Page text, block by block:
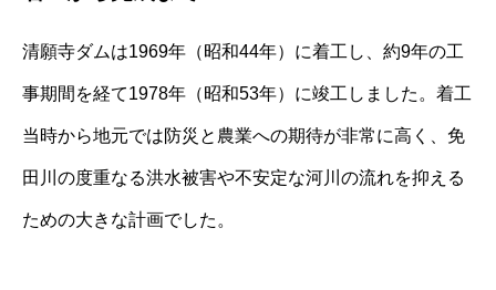
清願寺ダムは1969年（昭和44年）に着工し、約9年の工
事期間を経て1978年（昭和53年）に竣工しました。着工
当時から地元では防災と農業への期待が非常に高く、免
田川の度重なる洪水被害や不安定な河川の流れを抑える
ための大きな計画でした。